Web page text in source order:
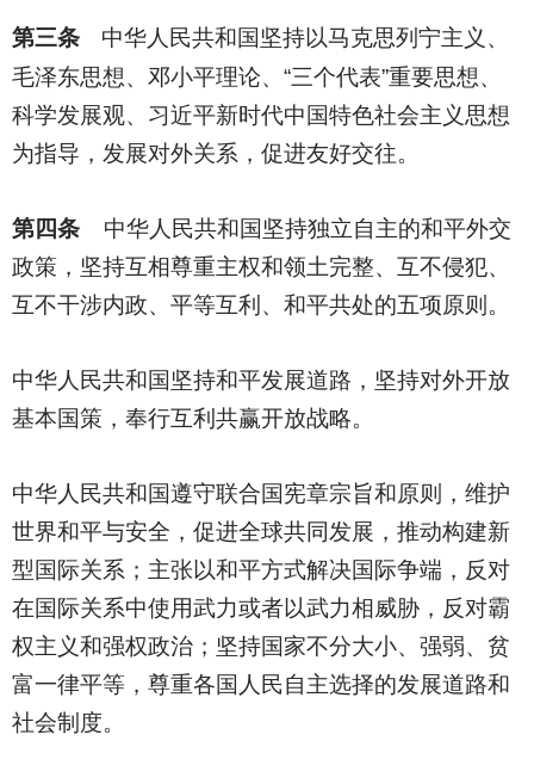
第三条
中华人民共和国坚持以马克思列宁主义、
毛泽东思想、邓小平理论、“三个代表”重要思想、
科学发展观、习近平新时代中国特色社会主义思想
为指导，发展对外关系，促进友好交往。
第四条 中华人民共和国坚持独立自主的和平外交
政策，坚持互相尊重主权和领土完整、互不侵犯、
互不干涉内政、平等互利、和平共处的五项原则。
中华人民共和国坚持和平发展道路，坚持对外开放
基本国策，奉行互利共赢开放战略。
中华人民共和国遵守联合国宪章宗旨和原则，维护
世界和平与安全，促进全球共同发展，推动构建新
型国际关系；主张以和平方式解决国际争端，反对
在国际关系中使用武力或者以武力相威胁，反对霸
权主义和强权政治；坚持国家不分大小、强弱、贫
富一律平等，尊重各国人民自主选择的发展道路和
社会制度。